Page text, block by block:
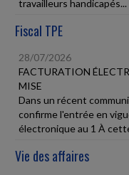
travailleurs handicapés...
Fiscal TPE
28/07/2026
FACTURATION
MISE
Dans un récent
confirme l'entrée en
électronique au 1 À
Vie des affaires